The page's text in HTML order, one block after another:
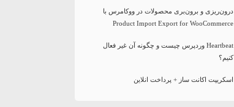
درون‌ریزی و برون‌بری محصولات در ووکامرس با
Product Import Export for WooCommerce
Heartbeat وردپرس چیست و چگونه آن غیر فعال
کنیم؟
اسکریپت اکانت ساز + پرداخت انلاین